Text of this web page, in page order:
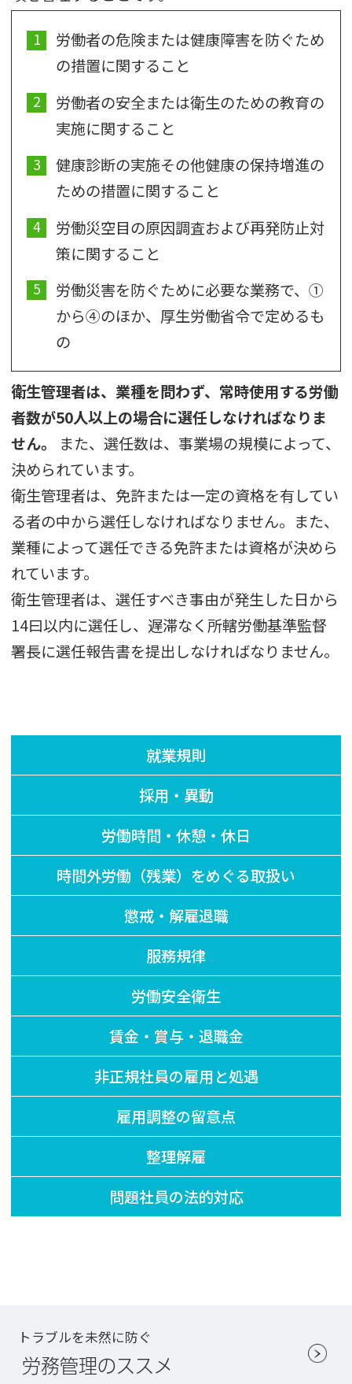
労働者の危険または健康障害を防ぐため
の措置に関すること
労働者の安全または衛生のための教育の
実施に関すること
健康診断の実施その他健康の保持増進の
ための措置に関すること
労働災空目の原因調査および再発防止対
策に関すること
労働災害を防ぐために必要な業務で、①
から④のほか、厚生労働省令で定めるも
の
衛生管理者は、業種を問わず、常時使用する労働
者数が50人以上の場合に選任しなければなりま
せん。
また、選任数は、事業場の規模によって、
決められています。
衛生管理者は、免許または一定の資格を有してい
る者の中から選任しなければなりません。また、
業種によって選任できる免許または資格が決めら
れています。
衛生管理者は、選任すべき事由が発生した日から
14曰以内に選任し、遅滞なく所轄労働基準監督
署長に選任報告書を提出しなければなりません。
就業規則
採用・異動
労働時間・休憩・休日
時間外労働（残業）をめぐる取扱い
懲戒・解雇退職
服務規律
労働安全衛生
賃金・賞与・退職金
非正規社員の雇用と処遇
雇用調整の留意点
整理解雇
問題社員の法的対応
トラブルを未然に防ぐ
労務管理のススメ